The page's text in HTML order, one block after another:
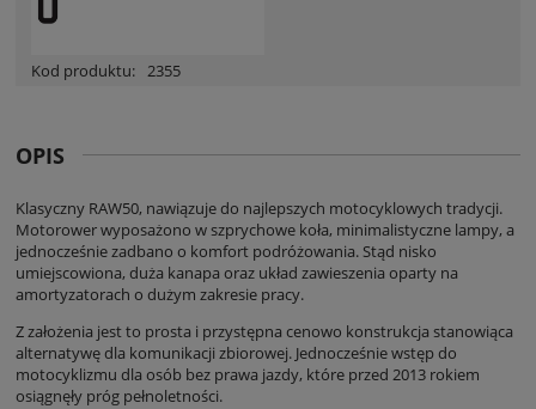
Kod produktu: 2355
OPIS
Klasyczny RAW50, nawiązuje do najlepszych motocyklowych tradycji.
Motorower wyposażono w szprychowe koła, minimalistyczne lampy, a
jednocześnie zadbano o komfort podróżowania. Stąd nisko
umiejscowiona, duża kanapa oraz układ zawieszenia oparty na
amortyzatorach o dużym zakresie pracy.
Z założenia jest to prosta i przystępna cenowo konstrukcja stanowiąca
alternatywę dla komunikacji zbiorowej. Jednocześnie wstęp do
motocyklizmu dla osób bez prawa jazdy, które przed 2013 rokiem
osiągnęły próg pełnoletności.